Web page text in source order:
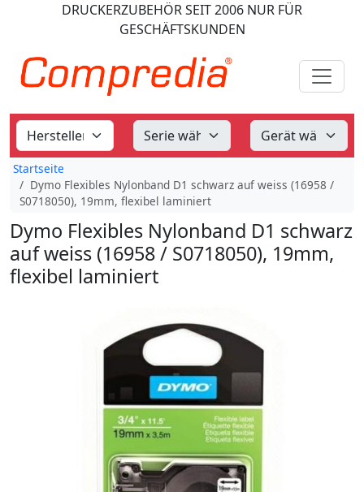
DRUCKERZUBEHÖRSEIT 2006 NUR FÜR
GESCHÄFTSKUNDEN
Startseite
Dymo Flexibles Nylonband D1 schwarz auf weiss (16958 /
S0718050), 19mm, flexibel laminiert
Dymo Flexibles Nylonband D1 schwarz
auf weiss (16958 / S0718050), 19mm,
flexibel laminiert